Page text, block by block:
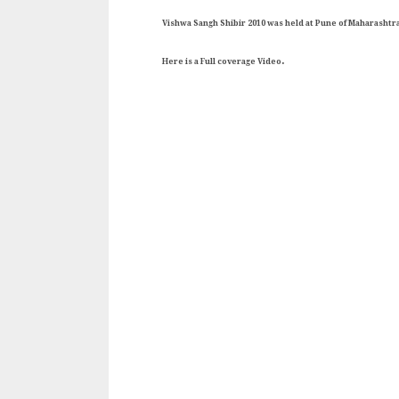
Vishwa Sangh Shibir 2010 was held at Pune of
Here is a Full coverage Video.